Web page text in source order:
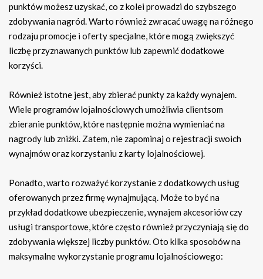
punktów możesz uzyskać, co z kolei prowadzi do szybszego
zdobywania nagród. Warto również zwracać uwagę na różnego
rodzaju promocje i oferty specjalne, które mogą zwiększyć
liczbę przyznawanych punktów lub zapewnić dodatkowe
korzyści.
Również istotne jest, aby zbierać punkty za każdy wynajem.
Wiele programów lojalnościowych umożliwia clientsom
zbieranie punktów, które następnie można wymieniać na
nagrody lub zniżki. Zatem, nie zapominaj o rejestracji swoich
wynajmów oraz korzystaniu z karty lojalnościowej.
Ponadto, warto rozważyć korzystanie z dodatkowych usług
oferowanych przez firmę wynajmującą. Może to być na
przykład dodatkowe ubezpieczenie, wynajem akcesoriów czy
usługi transportowe, które często również przyczyniają się do
zdobywania większej liczby punktów. Oto kilka sposobów na
maksymalne wykorzystanie programu lojalnościowego: